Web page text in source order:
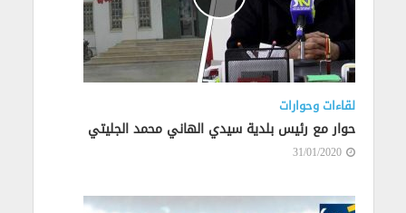
لقاءات وحوارات
حوار مع رئيس بلدية سيدي الهاني محمد الجليتي
31/01/2020